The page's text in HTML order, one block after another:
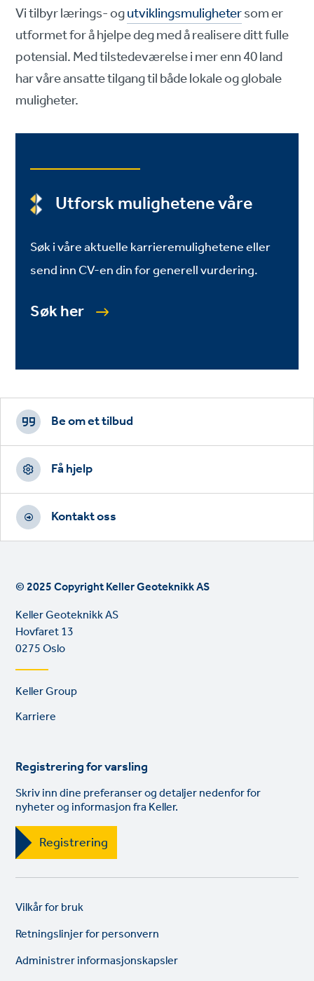
Vi tilbyr lærings- ogutviklingsmulighetersom er
utformet for å hjelpe deg med å realisere ditt fulle
potensial. Med tilstedeværelse i mer enn 40 land
har våre ansatte tilgang til både lokale og globale
muligheter.
Utforsk mulighetene våre
Søk i våre aktuelle karrieremulighetene eller
send inn CV-en din for generell vurdering.
Søk her
Footer
CTAs
Be om et tilbud
Få hjelp
Kontakt oss
© 2025 Copyright Keller Geoteknikk AS
Keller Geoteknikk AS
Hovfaret 13
0275 Oslo
Footer
links
Keller Group
Karriere
Registrering for varsling
Skriv inn dine preferanser og detaljer nedenfor for
nyheter og informasjon fra Keller.
Registrering
Legal
Vilkår for bruk
Retningslinjer for personvern
Administrer informasjonskapsler